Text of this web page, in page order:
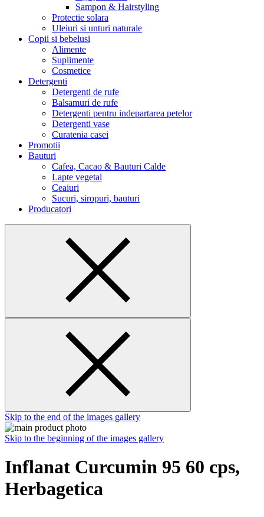
Sampon & Hairstyling
Protectie solara
Uleiuri si unturi naturale
Copii si bebelusi
Alimente
Suplimente
Cosmetice
Detergenti
Detergenti de rufe
Balsamuri de rufe
Detergenti pentru indepartarea petelor
Detergenti vase
Curatenia casei
Promotii
Bauturi
Cafea, Cacao & Bauturi Calde
Lapte vegetal
Ceaiuri
Sucuri, siropuri, bauturi
Producatori
Skip to the end of the images gallery
Skip to the beginning of the images gallery
Inflanat Curcumin 95 60 cps,
Herbagetica